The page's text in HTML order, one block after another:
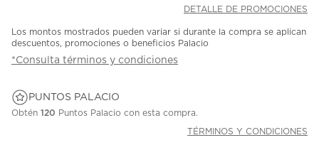
DETALLE DE PROMOCIONES
Los montos mostrados pueden variar si durante la compra se aplican
descuentos, promociones o beneficios Palacio
*Consulta términos y condiciones
PUNTOS PALACIO
Obtén 120 Puntos Palacio con esta compra.
TÉRMINOS Y CONDICIONES